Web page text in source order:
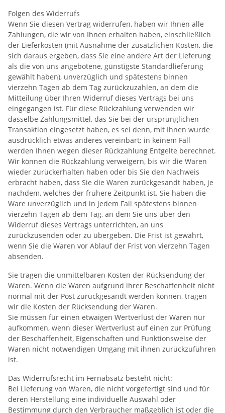
Folgen des Widerrufs
Wenn Sie diesen Vertrag widerrufen, haben wir Ihnen alle
Zahlungen, die wir von Ihnen erhalten haben, einschließlich
der Lieferkosten (mit Ausnahme der zusätzlichen Kosten, die
sich daraus ergeben, dass Sie eine andere Art der Lieferung
als die von uns angebotene, günstigste Standardlieferung
gewählt haben), unverzüglich und spätestens binnen
vierzehn Tagen ab dem Tag zurückzuzahlen, an dem die
Mitteilung über Ihren Widerruf dieses Vertrags bei uns
eingegangen ist. Für diese Rückzahlung verwenden wir
dasselbe Zahlungsmittel, das Sie bei der ursprünglichen
Transaktion eingesetzt haben, es sei denn, mit Ihnen wurde
ausdrücklich etwas anderes vereinbart; in keinem Fall
werden Ihnen wegen dieser Rückzahlung Entgelte berechnet.
Wir können die Rückzahlung verweigern, bis wir die Waren
wieder zurückerhalten haben oder bis Sie den Nachweis
erbracht haben, dass Sie die Waren zurückgesandt haben, je
nachdem, welches der frühere Zeitpunkt ist. Sie haben die
Ware unverzüglich und in jedem Fall spätestens binnen
vierzehn Tagen ab dem Tag, an dem Sie uns über den
Widerruf dieses Vertrags unterrichten, an uns
zurückzusenden oder zu übergeben. Die Frist ist gewahrt,
wenn Sie die Waren vor Ablauf der Frist von vierzehn Tagen
absenden.
Sie tragen die unmittelbaren Kosten der Rücksendung der
Waren. Wenn die Waren aufgrund ihrer Beschaffenheit nicht
normal mit der Post zurückgesandt werden können, tragen
wir die Kosten der Rücksendung der Waren.
Sie müssen für einen etwaigen Wertverlust der Waren nur
aufkommen, wenn dieser Wertverlust auf einen zur Prüfung
der Beschaffenheit, Eigenschaften und Funktionsweise der
Waren nicht notwendigen Umgang mit ihnen zurückzuführen
ist.
Das Widerrufsrecht im Fernabsatz besteht nicht:
Bei Lieferung von Waren, die nicht vorgefertigt sind und für
deren Herstellung eine individuelle Auswahl oder
Bestimmung durch den Verbraucher maßgeblich ist oder die